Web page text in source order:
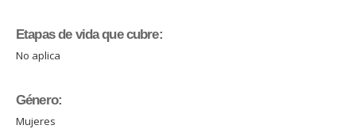
Etapas de vida que cubre:
No aplica
Género:
Mujeres